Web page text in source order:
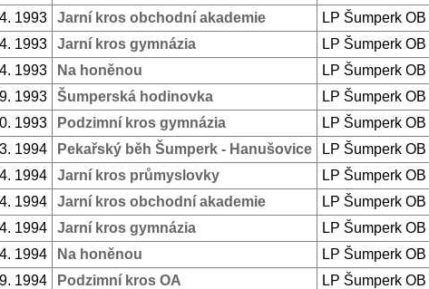
1993
Jarní kros obchodní akademie LP Šumperk OB
1993
Jarní kros gymnázia LP Šumperk OB
1993
Na honěnou LP Šumperk OB
1993
Šumperská hodinovka LP Šumperk OB
1993
Podzimní kros gymnázia LP Šumperk OB
1994
Pekařský běh Šumperk - Hanušovice LP Šumperk OB
1994
Jarní kros průmyslovky LP Šumperk OB
1994
Jarní kros obchodní akademie LP Šumperk OB
1994
Jarní kros gymnázia LP Šumperk OB
1994
Na honěnou LP Šumperk OB
1994
Podzimní kros OA LP Šumperk OB